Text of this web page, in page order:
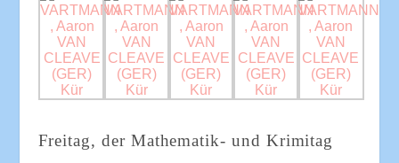
Freitag, der Mathematik- und Krimitag